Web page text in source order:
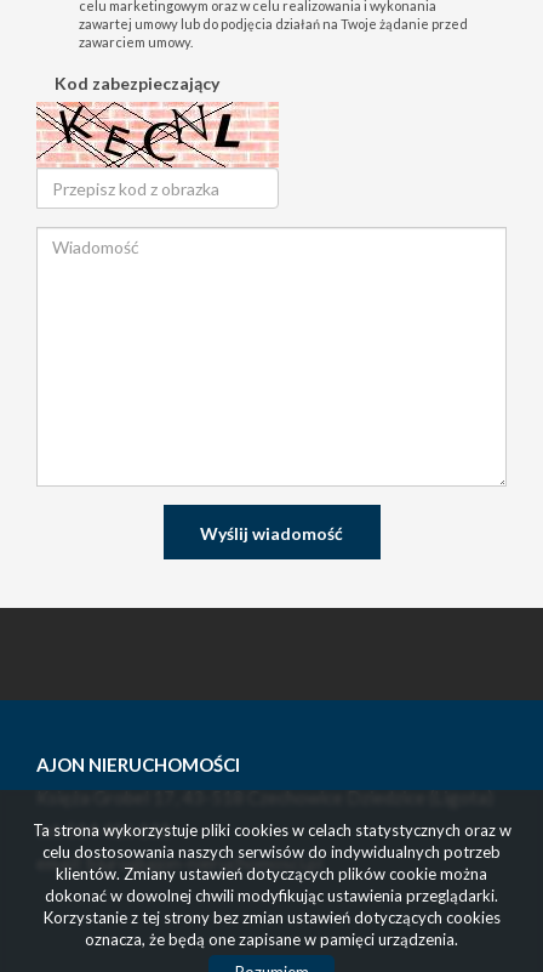
celu marketingowym oraz w celu realizowania i wykonania
zawartej umowy lub do podjęcia działań na Twoje żądanie przed
zawarciem umowy.
Kod zabezpieczający
AJON NIERUCHOMOŚCI
tel. 514 416 131
email: biuro@ajon-nieruchomosci.pl
Ta strona wykorzystuje pliki cookies w celach statystycznych oraz w
celu dostosowania naszych serwisów do indywidualnych potrzeb
klientów. Zmiany ustawień dotyczących plików cookie można
dokonać w dowolnej chwili modyfikując ustawienia przeglądarki.
Korzystanie z tej strony bez zmian ustawień dotyczących cookies
oznacza, że będą one zapisane w pamięci urządzenia.